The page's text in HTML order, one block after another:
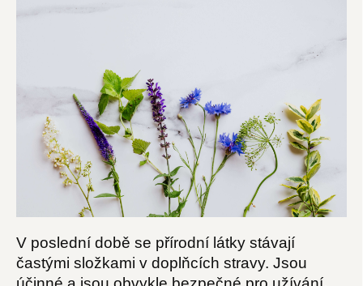
V poslední době se přírodní látky stávají
častými složkami v doplňcích stravy. Jsou